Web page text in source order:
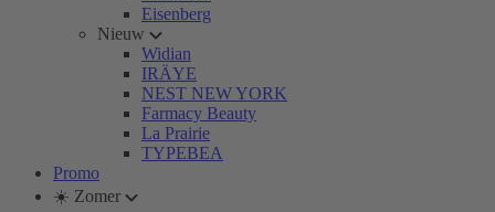
Eisenberg
Nieuw
Widian
IRÄYE
NEST NEW YORK
Farmacy Beauty
La Prairie
TYPEBEA
Promo
☀️ Zomer